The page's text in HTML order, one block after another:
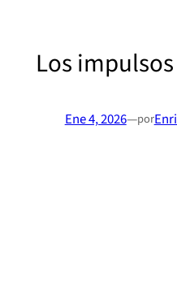
Los
Ene 4, 2026—por